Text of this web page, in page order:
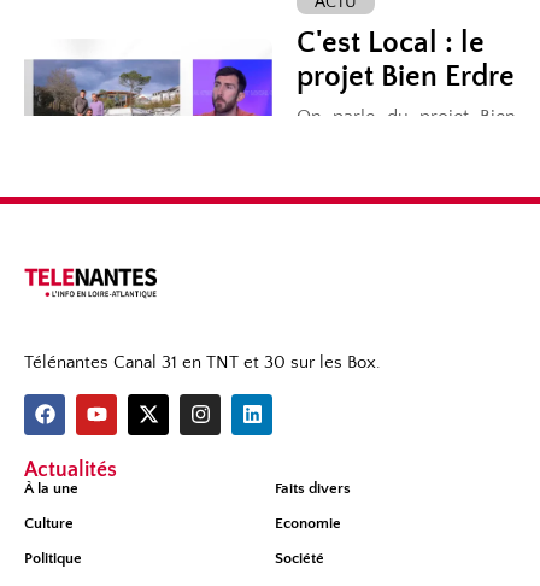
Télénantes Canal 31 en TNT et 30 sur les Box.
Actualités
À la une Faits divers
Culture Economie
Politique Société